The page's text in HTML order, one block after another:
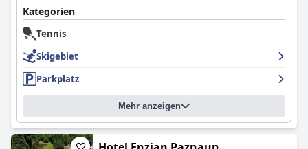
Kategorien
Tennis
Skigebiet
Parkplatz
Mehr anzeigen